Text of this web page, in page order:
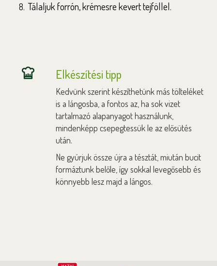
Tálaljuk forrón, krémesre kevert tejföllel.
Elkészítési tipp
Kedvünk szerint készíthetünk más tölteléket
is a lángosba, a fontos az, ha sok vizet
tartalmazó alapanyagot használunk,
mindenképp csepegtessük le az elősütés
után.
Ne gyúrjuk össze újra a tésztát, miután bucit
formáztunk belőle, így sokkal levegősebb és
könnyebb lesz majd a lángos.